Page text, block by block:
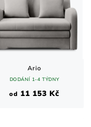
Ario
DODÁNÍ 1-4 TÝDNY
od 11 153 Kč